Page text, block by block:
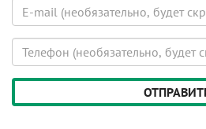
mail
(будет
скрыт)
Телефон
(будет
скрыт)